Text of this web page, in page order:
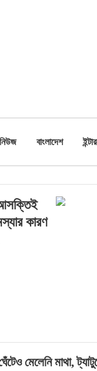
বাংলাদেশ
কারণ
মেলেনি মাথা,